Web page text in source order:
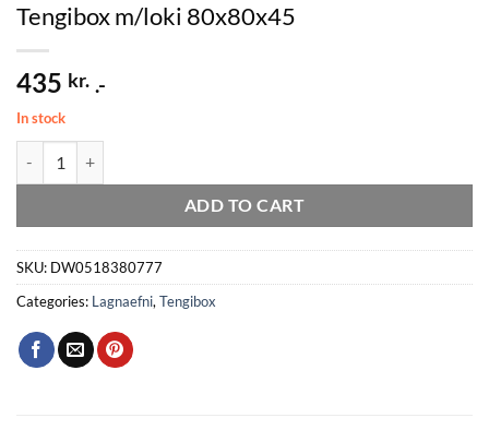
Tengibox m/loki 80x80x45
435 kr. .-
In stock
ADD TO CART
SKU: DW0518380777
Categories: Lagnaefni, Tengibox